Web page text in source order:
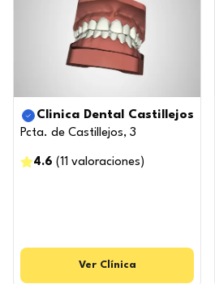
Clinica Dental Castillejos
Pcta. de Castillejos, 3
4.6 (11 valoraciones )
Ver Clínica